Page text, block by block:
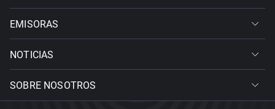
EMISORAS
NOTICIAS
SOBRE NOSOTROS